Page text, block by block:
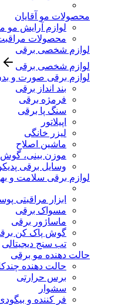
محصولات مو آقایان
لوازم آرایش مو
محصولات
لوازم شخصی برقی
لوازم شخصی برقی
لوازم برقی صورت و
بند انداز برقی
فرمژه برقی
سنگ پا برقی
اپیلاتور
لیزر خانگی
ماشین اصلاح
موزن بینی، گوش
وسایل برقی
لوازم برقی سلامت و
ابزار مراقبتی
مسواک برقی
ماساژور برقی
گوش پاک کن
تب سنج دیجیتالی
حالت دهنده مو برقی
حالت دهنده
برس حرارتی
سشوار
فر کننده و